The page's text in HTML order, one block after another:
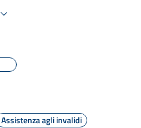
Assistenza agli invalidi